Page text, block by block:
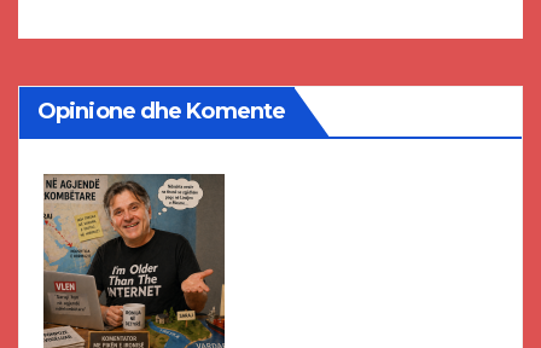
Opinione dhe Komente